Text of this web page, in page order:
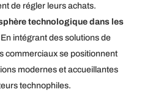
de régler leurs achats.
technologique dans les
En intégrant des solutions de
commerciaux se positionnent
modernes et accueillantes
technophiles.